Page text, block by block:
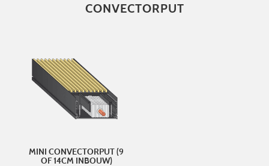
CONVECTORPUT
MINI CONVECTORPUT (9
OF 14CM INBOUW)